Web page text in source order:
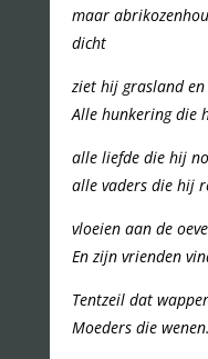
maar
dicht
ziet hij grasland
Alle hunkering die
alle liefde die hij
alle vaders die hij
vloeien aan de
En zijn vrienden
Tentzeil dat
Moeders die